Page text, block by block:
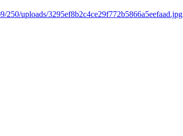
250/uploads/3295ef8b2c4ce29f772b5866a5eefaad.jpg